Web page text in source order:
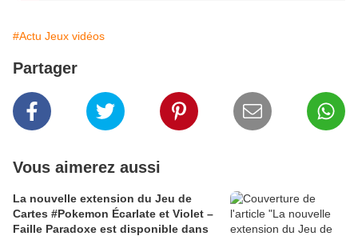
#Actu Jeux vidéos
Partager
Vous aimerez aussi
La nouvelle extension du Jeu de
Cartes #Pokemon Écarlate et Violet –
Faille Paradoxe est disponible dans